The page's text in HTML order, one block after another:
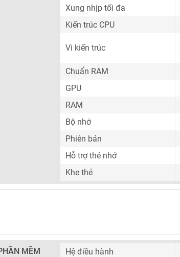
Xung nhịp tối đa
Kiến trúc CPU
Vi kiến trúc
Chuẩn RAM
GPU
RAM
Bộ nhớ
Phiên bản
Hỗ trợ thẻ nhớ
Khe thẻ
MỀM Hệ điều hành